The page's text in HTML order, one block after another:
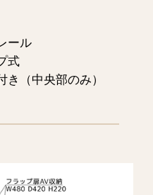
ール
式
（中央部のみ）